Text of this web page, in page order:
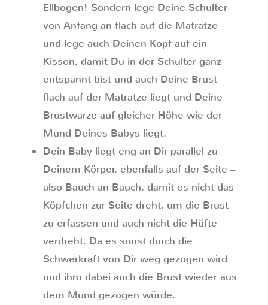
Ellbogen! Sondern lege Deine Schulter
von Anfang an flach auf die Matratze
und lege auch Deinen Kopf auf ein
Kissen, damit Du in der Schulter ganz
entspannt bist und auch Deine Brust
flach auf der Matratze liegt und Deine
Brustwarze auf gleicher Höhe wie der
Mund Deines Babys liegt.
Dein Baby liegt eng an Dir parallel zu
Deinem Körper, ebenfalls auf der Seite –
also Bauch an Bauch, damit es nicht das
Köpfchen zur Seite dreht, um die Brust
zu erfassen und auch nicht die Hüfte
verdreht. Da es sonst durch die
Schwerkraft von Dir weg gezogen wird
und ihm dabei auch die Brust wieder aus
dem Mund gezogen würde.